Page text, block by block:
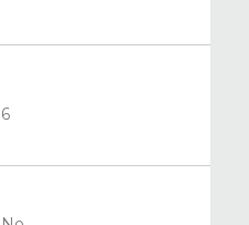
6